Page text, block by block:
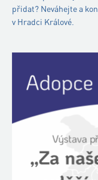
přidat? Neváhejte a
v Hradci Králové.